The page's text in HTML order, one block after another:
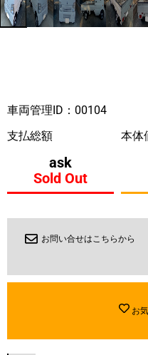
車両管理ID：00104
支払総額
ask
Sold Out
本体
お問い合せはこちらから
お